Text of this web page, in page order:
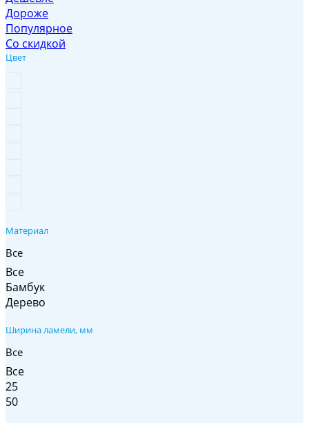
Дороже
Популярное
Со скидкой
Цвет
Материал
Все
Все
Бамбук
Дерево
Ширина ламели, мм
Все
Все
25
50